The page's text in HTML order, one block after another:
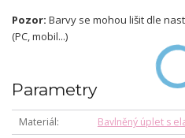
Pozor: Barvy se mohou lišit dle
(PC, mobil...)
Parametry
Materiál
Bavlněný úplet s